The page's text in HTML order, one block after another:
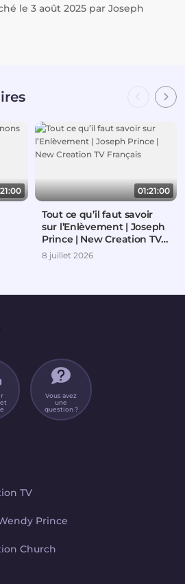
le 3 août 2025 par Joseph
01:21:00
Tout ce qu’il faut savoir
sur l’Enlèvement | Joseph
Prince | New Creation TV
Français
8 juillet 2026
Vous avez
une
question ?
TV
Prince
Church